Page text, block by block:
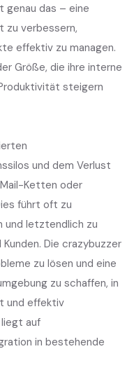
genau das – eine
zu verbessern,
effektiv zu managen.
Größe, die ihre interne
steigern
und dem Verlust
Ketten oder
führt oft zu
und letztendlich zu
Die crazybuzzer
zu lösen und eine
zu schaffen, in
und effektiv
liegt auf
in bestehende